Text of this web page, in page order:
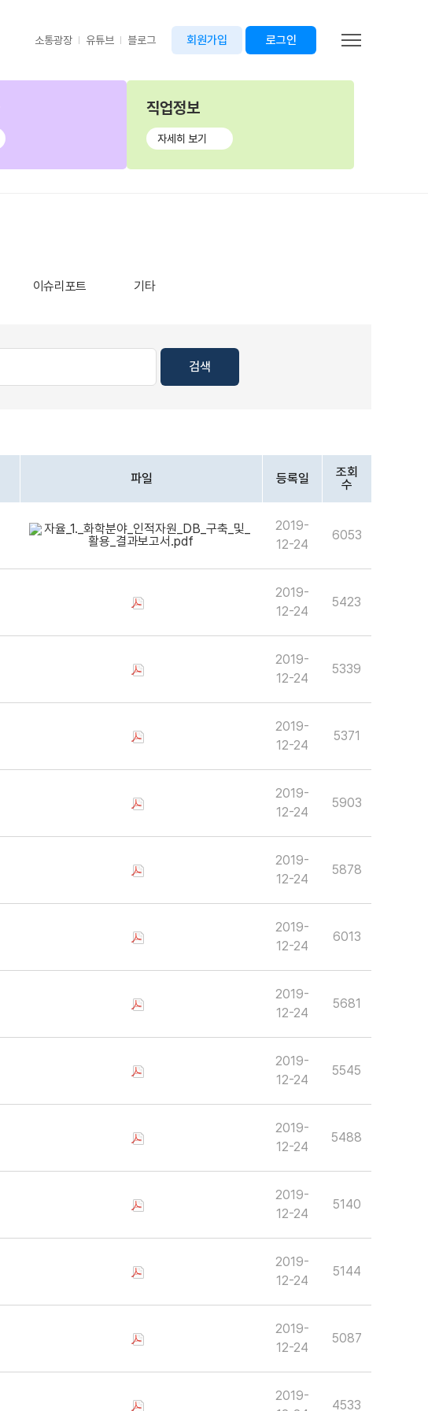
소통광장 유튜브 블로그 회원가입 로그인
직업정보
자세히 보기
이슈리포트 기타
검색
파일 등록일
조회
수
2019-
12-24
6053
2019-
12-24
5423
2019-
12-24
5339
2019-
12-24
5371
2019-
12-24
5903
2019-
12-24
5878
2019-
12-24
6013
2019-
12-24
5681
2019-
12-24
5545
2019-
12-24
5488
2019-
12-24
5140
2019-
12-24
5144
2019-
12-24
5087
2019-
4533